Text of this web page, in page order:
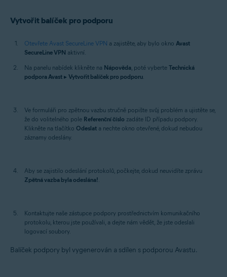
Vytvořit balíček pro podporu
Otevřete Avast SecureLine VPN a zajistěte, aby bylo okno Avast
SecureLine VPN aktivní.
Na panelu nabídek klikněte na Nápověda, poté vyberte Technická
podpora Avast ▸ Vytvořit balíček pro podporu.
Ve formuláři pro zpětnou vazbu stručně popište svůj problém a ujistěte se,
že do volitelného pole Referenční číslo zadáte ID případu podpory.
Klikněte na tlačítko Odeslat a nechte okno otevřené, dokud nebudou
záznamy odeslány.
Aby se zajistilo odeslání protokolů, počkejte, dokud neuvidíte zprávu
Zpětná vazba byla odeslána!.
Kontaktujte naše zástupce podpory prostřednictvím komunikačního
protokolu, kterou jste používali, a dejte nám vědět, že jste odeslali
logovací soubory.
Balíček podpory byl vygenerován a sdílen s podporou Avastu.